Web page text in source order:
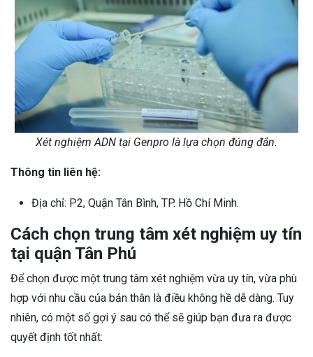
Xét nghiệm ADN tại Genpro là lựa chọn đúng đắn.
Thông tin liên hệ:
Địa chỉ: P2, Quận Tân Bình, TP. Hồ Chí Minh.
Cách chọn trung tâm xét nghiệm uy tín
tại quận Tân Phú
Để chọn được một trung tâm xét nghiệm vừa uy tín, vừa phù
hợp với nhu cầu của bản thân là điều không hề dễ dàng. Tuy
nhiên, có một số gợi ý sau có thể sẽ giúp bạn đưa ra được
quyết định tốt nhất: